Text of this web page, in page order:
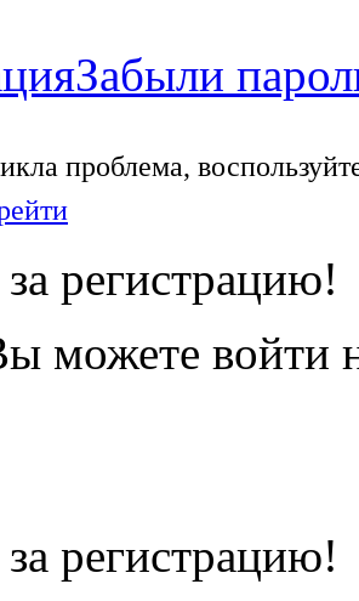
Забыли
проблема,
регистрацию!
можете войти
регистрацию!